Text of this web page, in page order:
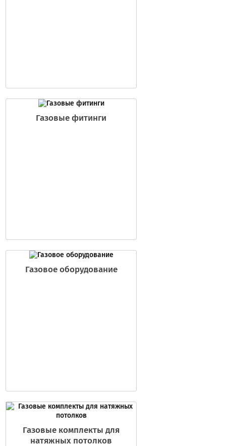
Газовые фитинги
Газовое оборудование
Газовые комплекты для
натяжных потолков